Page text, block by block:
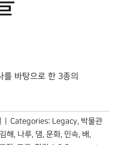
바탕으로 한 3종의
Categories: Legacy, 박물관
김해 , 나루, 댐, 문화, 민속, 배 ,